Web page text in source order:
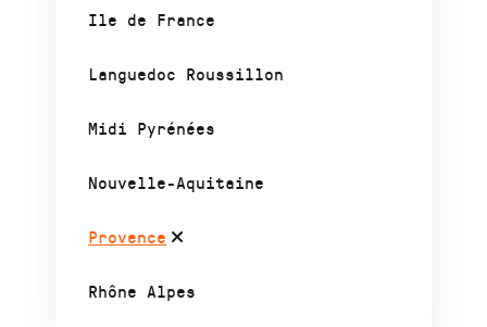
Ile de France
Languedoc Roussillon
Midi Pyrénées
Nouvelle-Aquitaine
Provence
Rhône Alpes